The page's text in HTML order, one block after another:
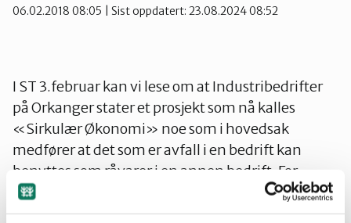
Selbu og Tydal
Skaun
06.02.2018 08:05 | Sist oppdatert: 23.08.2024 08:52
I ST 3.februar kan vi lese om at Industribedrifter
på Orkanger stater et prosjekt som nå kalles
«Sirkulær Økonomi» noe som i hovedsak
medfører at det som er avfall i en bedrift kan
benyttes som råvarer i en annen bedrift. For
maksimal energigjenvinning er det vikt at
produktene oppholder seg lengst mulig aktuelle